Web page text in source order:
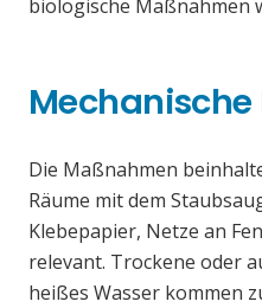
biologische Maßnahmen
Die Maßnahmen
Räume mit dem
Klebepapier, Netze an
relevant. Trockene oder
heißes Wasser kommen